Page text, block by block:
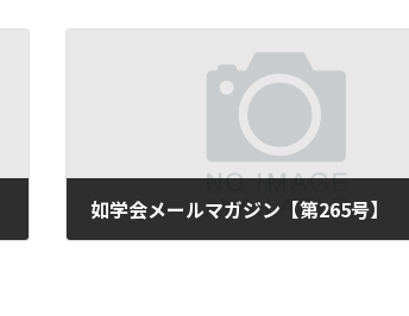
如学会メールマガジン【第265号】